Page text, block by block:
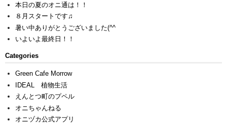
本日の夏のオニ通は！！
８月スタートです♫
暑い中ありがとうございました(^^ゞ
いよいよ最終日！！
Categories
Green Cafe Morrow
IDEAL 植物生活
えんとつ町のプペル
オニちゃんねる
オニヅカ公式アプリ